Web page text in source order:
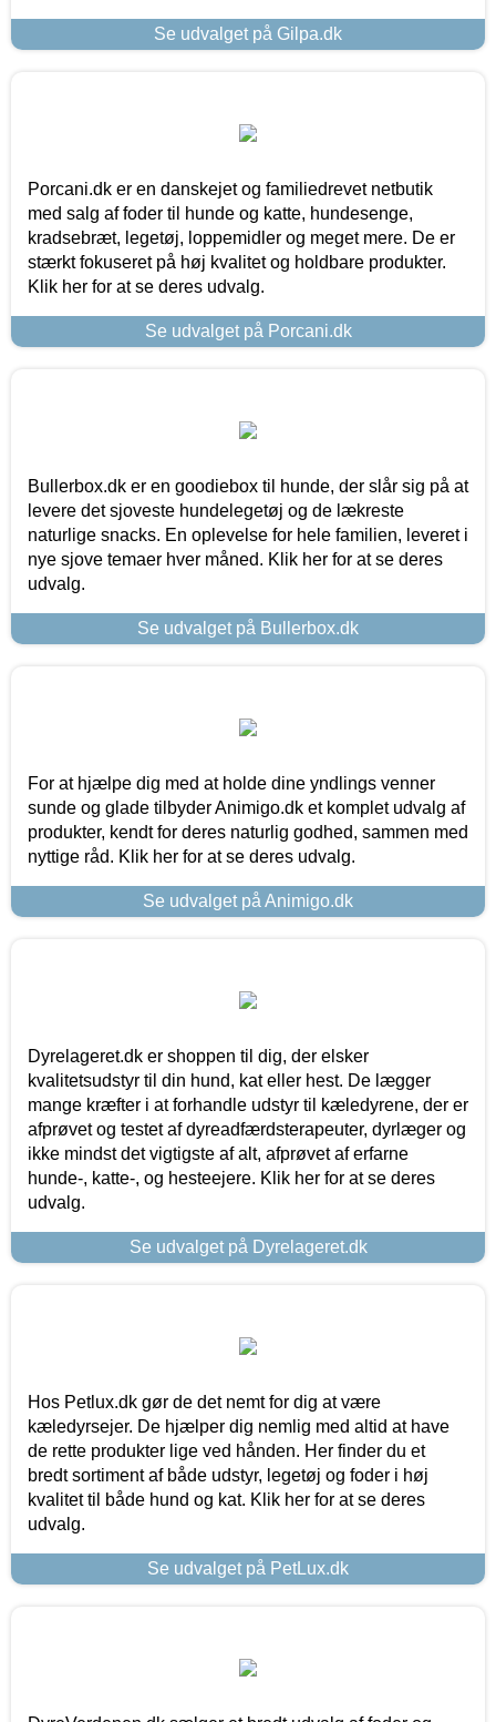
Se udvalget på Gilpa.dk
Porcani.dk er en danskejet og familiedrevet netbutik
med salg af foder til hunde og katte, hundesenge,
kradsebræt, legetøj, loppemidler og meget mere. De er
stærkt fokuseret på høj kvalitet og holdbare produkter.
Klik her for at se deres udvalg.
Se udvalget på Porcani.dk
Bullerbox.dk er en goodiebox til hunde, der slår sig på at
levere det sjoveste hundelegetøj og de lækreste
naturlige snacks. En oplevelse for hele familien, leveret i
nye sjove temaer hver måned. Klik her for at se deres
udvalg.
Se udvalget på Bullerbox.dk
For at hjælpe dig med at holde dine yndlings venner
sunde og glade tilbyder Animigo.dk et komplet udvalg af
produkter, kendt for deres naturlig godhed, sammen med
nyttige råd. Klik her for at se deres udvalg.
Se udvalget på Animigo.dk
Dyrelageret.dk er shoppen til dig, der elsker
kvalitetsudstyr til din hund, kat eller hest. De lægger
mange kræfter i at forhandle udstyr til kæledyrene, der er
afprøvet og testet af dyreadfærdsterapeuter, dyrlæger og
ikke mindst det vigtigste af alt, afprøvet af erfarne
hunde-, katte-, og hesteejere. Klik her for at se deres
udvalg.
Se udvalget på Dyrelageret.dk
Hos Petlux.dk gør de det nemt for dig at være
kæledyrsejer. De hjælper dig nemlig med altid at have
de rette produkter lige ved hånden. Her finder du et
bredt sortiment af både udstyr, legetøj og foder i høj
kvalitet til både hund og kat. Klik her for at se deres
udvalg.
Se udvalget på PetLux.dk